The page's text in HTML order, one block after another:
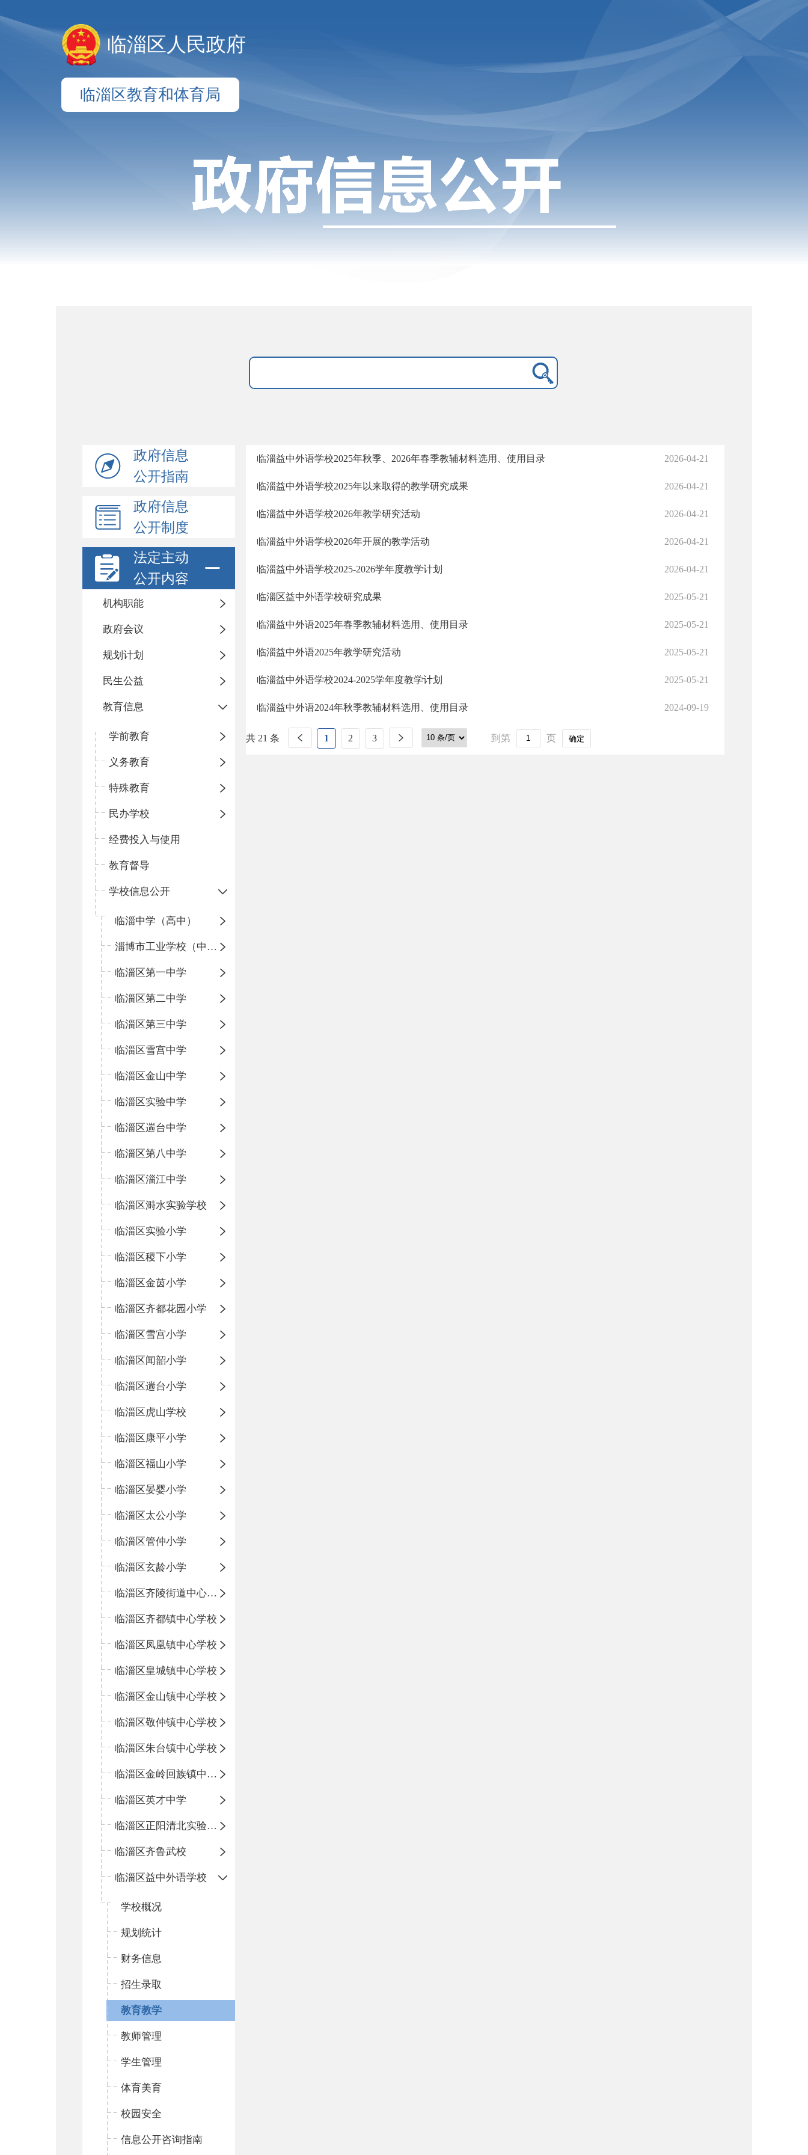
临淄区人民政府
临淄区教育和体育局
政府信息
公开指南
政府信息
公开制度
法定主动
公开内容
机构职能
政府会议
规划计划
民生公益
教育信息
学前教育
义务教育
特殊教育
民办学校
经费投入与使用
教育督导
学校信息公开
临淄中学（高中）
淄博市工业学校（中职学校）
临淄区第一中学
临淄区第二中学
临淄区第三中学
临淄区雪宫中学
临淄区金山中学
临淄区实验中学
临淄区遄台中学
临淄区第八中学
临淄区淄江中学
临淄区溡水实验学校
临淄区实验小学
临淄区稷下小学
临淄区金茵小学
临淄区齐都花园小学
临淄区雪宫小学
临淄区闻韶小学
临淄区遄台小学
临淄区虎山学校
临淄区康平小学
临淄区福山小学
临淄区晏婴小学
临淄区太公小学
临淄区管仲小学
临淄区玄龄小学
临淄区齐陵街道中心学校
临淄区齐都镇中心学校
临淄区凤凰镇中心学校
临淄区皇城镇中心学校
临淄区金山镇中心学校
临淄区敬仲镇中心学校
临淄区朱台镇中心学校
临淄区金岭回族镇中心学校
临淄区英才中学
临淄区正阳清北实验学校
临淄区齐鲁武校
临淄区益中外语学校
学校概况
规划统计
财务信息
招生录取
教育教学
教师管理
学生管理
体育美育
校园安全
信息公开咨询指南
临淄益中外语学校2025年秋季、2026年春季教辅材料选用、使用目录 2026-04-21
临淄益中外语学校2025年以来取得的教学研究成果 2026-04-21
临淄益中外语学校2026年教学研究活动 2026-04-21
临淄益中外语学校2026年开展的教学活动 2026-04-21
临淄益中外语学校2025-2026学年度教学计划 2026-04-21
临淄区益中外语学校研究成果 2025-05-21
临淄益中外语2025年春季教辅材料选用、使用目录 2025-05-21
临淄益中外语2025年教学研究活动 2025-05-21
临淄益中外语学校2024-2025学年度教学计划 2025-05-21
临淄益中外语2024年秋季教辅材料选用、使用目录 2024-09-19
共 21 条 1 2 3 到第 页 确定